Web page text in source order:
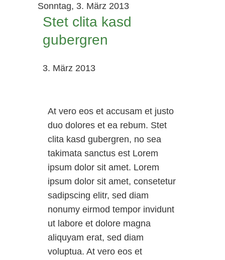
Sonntag, 3. März 2013
Stet clita kasd
gubergren
3. März 2013
At vero eos et accusam et justo
duo dolores et ea rebum. Stet
clita kasd gubergren, no sea
takimata sanctus est Lorem
ipsum dolor sit amet. Lorem
ipsum dolor sit amet, consetetur
sadipscing elitr, sed diam
nonumy eirmod tempor invidunt
ut labore et dolore magna
aliquyam erat, sed diam
voluptua. At vero eos et